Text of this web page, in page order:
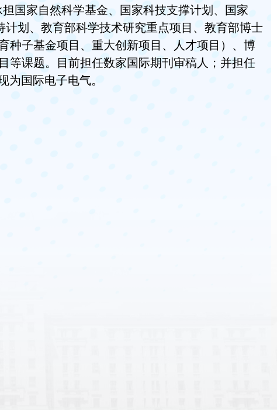
国家自然科学基金、国家科技支撑计划、国家
划、教育部科学技术研究重点项目、教育部博士
种子基金项目、重大创新项目、人才项目）、博
等课题。目前担任数家国际期刊审稿人；并担任
为国际电子电气。